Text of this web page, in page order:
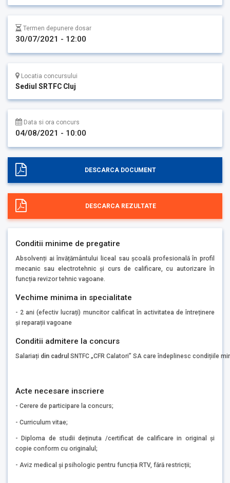
Termen depunere dosar
30/07/2021 - 12:00
Locatia concursului
Sediul SRTFC Cluj
Data si ora concurs
04/08/2021 - 10:00
DESCARCA DOCUMENT
DESCARCA REZULTATE
Conditii minime de pregatire
Absolvenți ai învățământului liceal sau școală profesională în profil
mecanic sau electrotehnic și curs de calificare, cu autorizare în
funcția revizor tehnic vagoane.
Vechime minima in specialitate
- 2 ani (efectiv lucrați) muncitor calificat în activitatea de întreținere
și reparații vagoane
Conditii admitere la concurs
Salariați din cadrul SNTFC „CFR Calatori” SA care îndeplinesc condițiile
Acte necesare inscriere
- Cerere de participare la concurs;
- Curriculum vitae;
- Diploma de studii deținuta /certificat de calificare in original și
copie conform cu originalul;
- Aviz medical și psihologic pentru funcția RTV, fără restricții;